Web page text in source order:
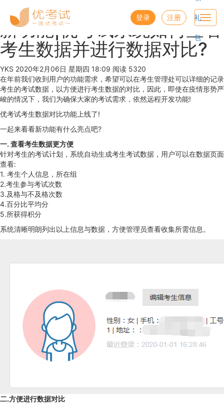
登录 注册 礼
包
新功能|优考试系统如何查看
考生数据并进行数据对比?
YKS 2020年2月06日 星期四 18:09 阅读 5320
在年前我们收到用户的功能需求，希望可以在考生管理处可以详细的记录
考生的考试数据，以方便进行考生数据的对比，因此，即使在疫情形势严
峻的情况下，我们为确保大家的考试需求，依然远程开发功能!
优考试考生数据对比功能上线了!
一起来看看新功能有什么亮点吧?
一. 查看考生数据更方便
针对考生的考试计划，系统自动生成考生考试数据，用户可以在数据页面
查看:
1. 考生个人信息，所在组
2.考生参与考试次数
3.及格与不及格次数
4.百分比平均分
5.所获得积分
系统清晰明朗列出以上信息与数据，方便管理员查看收集所需信息。
二.方便进行数据对比